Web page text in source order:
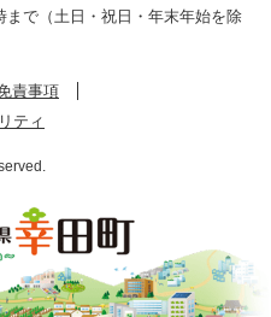
で（土日・祝日・年末年始を除
責事項
ティ